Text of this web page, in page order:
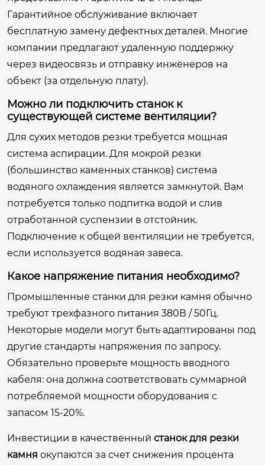
Гарантийное обслуживание включает
бесплатную замену дефектных деталей. Многие
компании предлагают удаленную поддержку
через видеосвязь и отправку инженеров на
объект (за отдельную плату).
Можно ли подключить станок к
существующей системе вентиляции?
Для сухих методов резки требуется мощная
система аспирации. Для мокрой резки
(большинство каменных станков) система
водяного охлаждения является замкнутой. Вам
потребуется только подпитка водой и слив
отработанной суспензии в отстойник.
Подключение к общей вентиляции не требуется,
если используется водяная завеса.
Какое напряжение питания необходимо?
Промышленные станки для резки камня обычно
требуют трехфазного питания 380В / 50Гц.
Некоторые модели могут быть адаптированы под
другие стандарты напряжения по запросу.
Обязательно проверьте мощность вводного
кабеля: она должна соответствовать суммарной
потребляемой мощности оборудования с
запасом 15-20%.
Инвестиции в качественный станок для резки
камня окупаются за счет снижения процента